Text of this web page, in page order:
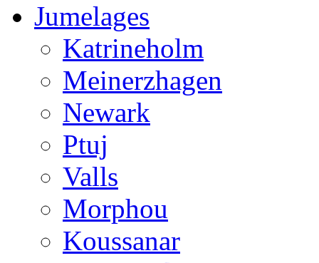
Jumelages
Katrineholm
Meinerzhagen
Newark
Ptuj
Valls
Morphou
Koussanar